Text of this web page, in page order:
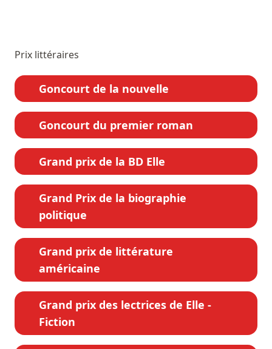
Prix littéraires
Goncourt de la nouvelle
Goncourt du premier roman
Grand prix de la BD Elle
Grand Prix de la biographie
politique
Grand prix de littérature
américaine
Grand prix des lectrices de Elle -
Fiction